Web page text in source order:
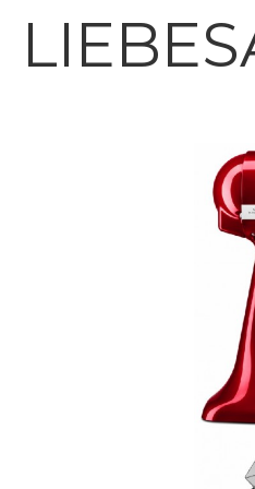
Bildergalerie